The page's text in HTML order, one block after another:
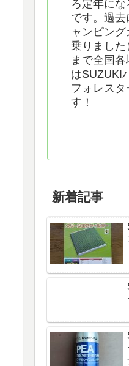
ろ定年に
です。過
ャンピン
乗りました
まで全国
はSUZUKI
フォレスタ
す！
新着記事